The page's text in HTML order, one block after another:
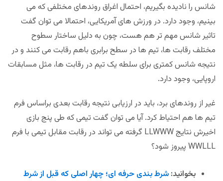
شانس را نادیده بگیریم، احتمال اغراق روندهای مختلفی که می
بینیم، وجود دارد. در ورزش های آمریکایی، احتمالا می توان گفت
تاثیر شانس مهم تر هم هست، چون به دلیل ساختار سطوح
مختلف رقابت ها، تیم ها در سطح برابری باهم رقابت می کنند و در
نتیجه شانس کمتری برای سلطه یک تیم در رقابت ها، مثل مسابقات
اروپایی، وجود دارد.
غیر از روندهای برد، باید در ارزیابی نتیجه رقابت بعدی براساس فرم
تیم ها هم احتیاط کرد. آیا می توان گفت تیمی که طی پنج بازی
اخیرش نتایج LLWWW گرفته می تواند در رقابت مقابل تیمی با فرم
WWLLL پیروز شود؟
بخوانید: شرط بندی حرفه ای؛ چهار اصلی که قبل از شرط